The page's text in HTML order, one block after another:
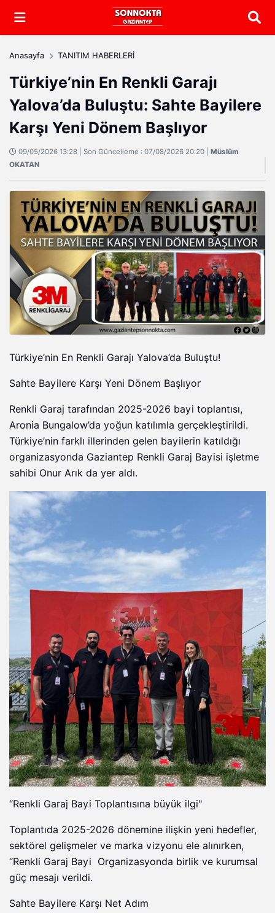
Arama
Anasayfa TANITIM HABERLERİ
Türkiye’nin En Renkli Garajı
Yalova’da Buluştu: Sahte Bayilere
Karşı Yeni Dönem Başlıyor
09/05/2026 13:28 | Son Güncelleme : 07/08/2026 20:20 | Müslüm
OKATAN
Türkiye’nin En Renkli Garajı Yalova’da Buluştu!
Sahte Bayilere Karşı Yeni Dönem Başlıyor
Renkli Garaj tarafından 2025-2026 bayi toplantısı,
Aronia Bungalow’da yoğun katılımla gerçekleştirildi.
Türkiye’nin farklı illerinden gelen bayilerin katıldığı
organizasyonda Gaziantep Renkli Garaj Bayisi işletme
sahibi Onur Arık da yer aldı.
“Renkli Garaj Bayi Toplantısına büyük ilgi"
Toplantıda 2025-2026 dönemine ilişkin yeni hedefler,
sektörel gelişmeler ve marka vizyonu ele alınırken,
“Renkli Garaj Bayi Organizasyonda birlik ve kurumsal
güç mesajı verildi.
Sahte Bayilere Karşı Net Adım